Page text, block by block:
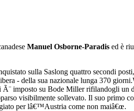
Manuel Osborne-Paradis ed è
sulla Saslong quattro secondi
- della sua nazionale lunga 370
imposto su Bode Miller rifilandogli un
visibilmente sollevato. Il suo primo
per lâ€™Austria come non maiâ€œ.